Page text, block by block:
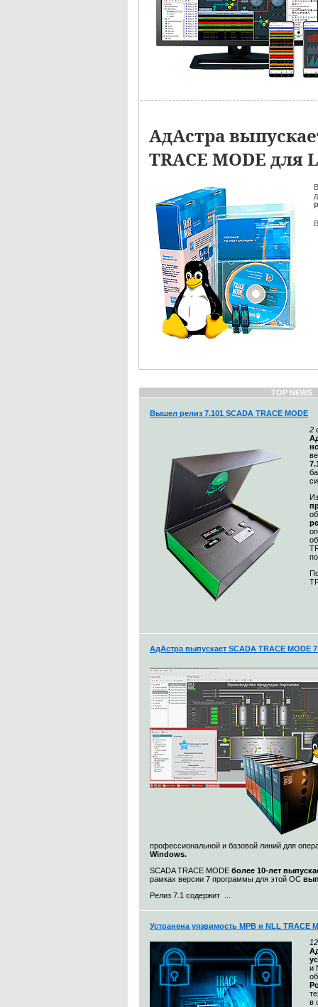
АдАстра
TRACE MODE для
TOP NEWS
Вышел релиз 7.101 SCADA TRACE MODE
2
АдАстра выпускает SCADA TRACE MODE
профессиональной и базовой линий для
Windows.
SCADA TRACE MODE более 10-лет
рамках версии 7 программы для этой ОС
Релиз 7.1 содержит ...
Устранена уязвимость МРВ и NLL TRACE
и
в